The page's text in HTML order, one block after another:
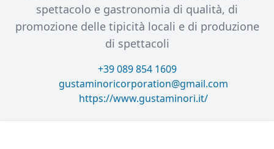
spettacolo e gastronomia di qualità, di
promozione delle tipicità locali e di produzione
di spettacoli
+39 089 854 1609
gustaminoricorporation@gmail.com
https://www.gustaminori.it/